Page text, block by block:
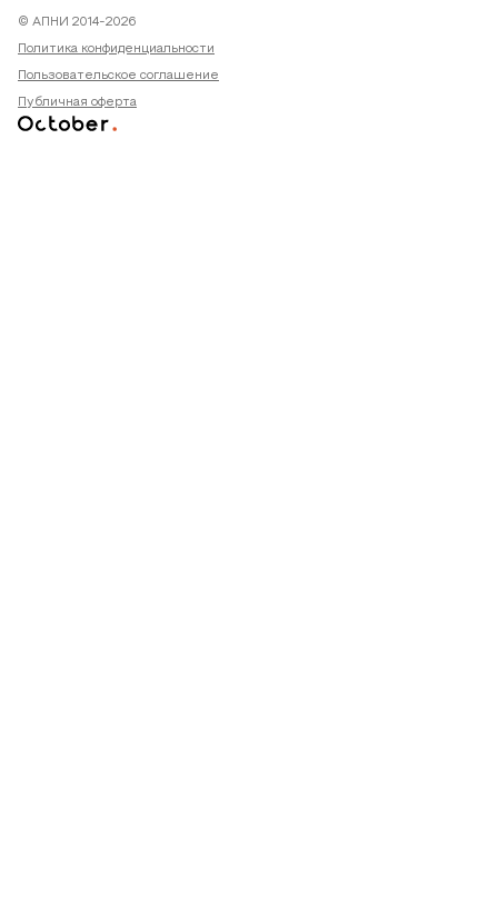
© АПНИ 2014-2026
Политика конфиденциальности
Пользовательское соглашение
Публичная оферта